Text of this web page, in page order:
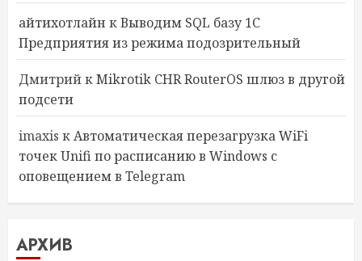
айтихотлайн кВыводим SQL базу 1С
Предприятия из режима подозрительный
ДмитрийкMikrotik CHR RouterOS шлюз в другой
подсети
imaxis кАвтоматическая перезагрузка WiFi
точек Unifi по расписанию в Windows с
оповещением в Telegram
АРХИВ